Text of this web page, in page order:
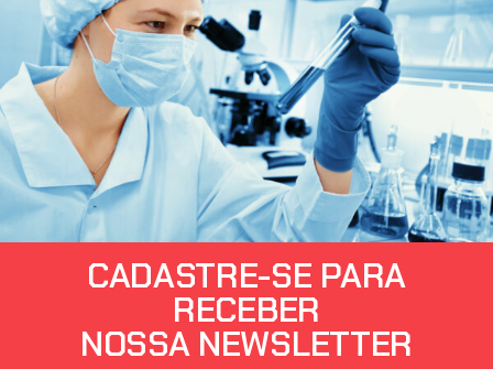
CADASTRE-SE PARA
RECEBER
NOSSA NEWSLETTER